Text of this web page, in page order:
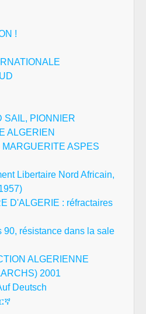
!
SAIL, PIONNIER
ALGERIEN
ASPES
Libertaire Nord Africain,
D'ALGERIE : réfractaires
90, résistance dans la sale
ALGERIENNE
2001
Deutsch